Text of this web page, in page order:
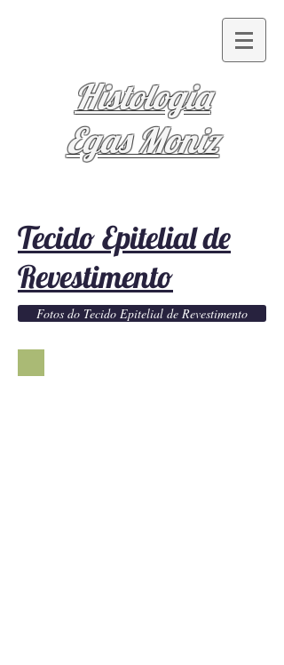
Histologia
Egas Moniz
Tecido Epitelial de
Revestimento
Fotos do Tecido Epitelial de Revestimento